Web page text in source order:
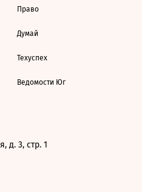
Право
Думай
Техуспех
Ведомости Юг
д. 3, стр. 1